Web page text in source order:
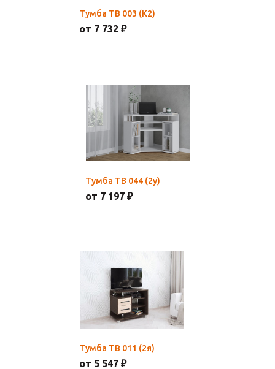
Тумба ТВ 003 (К2)
от 7 732 ₽
Тумба ТВ 044 (2у)
от 7 197 ₽
Тумба ТВ 011 (2я)
от 5 547 ₽